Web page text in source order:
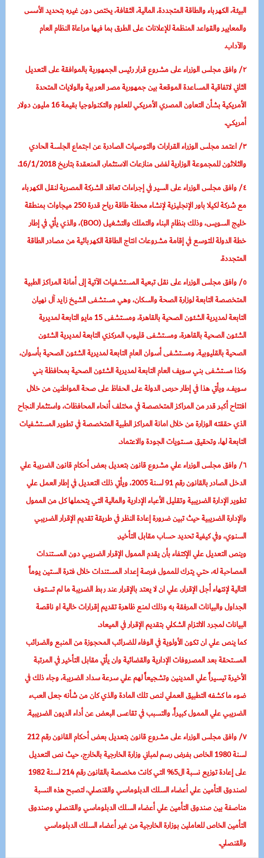
البيئة، الكهرباء والطاقة المتجددة، المالية، الثقافة، يختص دون غيره بتحديد الأسس
والمعايير والقواعد المنظمة للإعلانات على الطرق بما فيها مراعاة النظام العام
والآداب.
٢/ وافق مجلس الوزراء على مشروع قرار رئيس الجمهورية بالموافقة على التعديل
الثاني لاتفاقية المساعدة الموقعة بين جمهورية مصر العربية والولايات المتحدة
الأمريكية بشأن التعاون المصري الأمريكي للعلوم والتكنولوجيا بقيمة 16 مليون دولار
أمريكي.
٣/ اعتمد مجلس الوزراء القرارات والتوصيات الصادرة عن اجتماع الجلسة الحادي
والثلاثون للمجموعة الوزارية لفض منازعات الاستثمار، المنعقدة بتاريخ 16/1/2018.
٤/ وافق مجلس الوزراء على السير في إجراءات تعاقد الشركة المصرية لنقل الكهرباء
مع شركة لكيلا باور الإنجليزية لإنشاء محطة طاقة رياح قدرة 250 ميجاوات بمنطقة
خليج السويس، وذلك بنظام البناء والتملك والتشغيل (BOO)، والذي يأتي في إطار
خطة الدولة للتوسع في إقامة مشروعات انتاج الطاقة الكهربائية من مصادر الطاقة
المتجددة.
٥/ وافق مجلس الوزراء على نقل تبعية المستشفيات الآتية إلى أمانة المراكز الطبية
المتخصصة التابعة لوزارة الصحة والسكان، وهي مستشفى الشيخ زايد آل نهيان
التابعة لمديرية الشئون الصحية بالقاهرة، ومستشفى 15 مايو التابعة لمديرية
الشئون الصحية بالقاهرة، ومستشفى قليوب المركزي التابعة لمديرية الشئون
الصحية بالقليوبية، ومستشفى أسوان العام التابعة لمديرية الشئون الصحية بأسوان،
وكذا مستشفى بني سويف العام التابعة لمديرية الشئون الصحية بمحافظة بني
سويف. ويأتي هذا في إطار حرص الدولة على الحفاظ على صحة المواطنين من خلال
افتتاح أكبر قدر من المراكز المتخصصة في مختلف أنحاء المحافظات، واستثمار النجاح
الذي حققته الوزارة من خلال امانة المراكز الطبية المتخصصة في تطوير المستشفيات
التابعة لها، وتحقيق مستويات الجودة والاعتماد.
٦/ وافق مجلس الوزراء علي مشروع قانون بتعديل بعض أحكام قانون الضريبة علي
الدخل الصادر بالقانون رقم 91 لسنة 2005، ويأتي ذلك التعديل في إطار العمل علي
تطوير الإدارة الضريبية وتقليل الأعباء الإدارية والمالية التي يتحملها كل من الممول
والإدارة الضريبية حيث تبين ضرورة إعادة النظر في طريقة تقديم الإقرار الضريبي
السنوي، وفي كيفية تحديد حساب مقابل التأخير.
وينص التعديل علي الإكتفاء بأن يقدم الممول الإقرار الضريبي دون المستندات
المصاحبة له، حتي يترك للممول فرصة إعداد المستندات خلال فترة الستين يوماً
التالية لإنتهاء أجل الإقرار، علي ان لا يعتد بالإقرار عند ربط الضريبة ما لم تستوف
الجداول والبيانات المرفقة به وذلك لمنع ظاهرة تقديم إقرارات خالية او ناقصة
البيانات لمجرد الالتزام الشكلي بتقديم الإقرار في الميعاد.
كما ينص علي ان تكون الأولوية في الوفاء للضرائب المحجوزة من المنبع والضرائب
المستحقة بعد المصروفات الإدارية والقضائية وان يأتي مقابل التأخير في المرتبة
الأخيرة تيسيراً علي المدينين وتشجيعاً لهم علي سرعة سداد الضريبة، وجاء ذلك في
ضوء ما كشفه التطبيق العملي لنص تلك المادة والذي كان من شأنه جعل العبء
الضريبي علي الممول كبيراً، والتسبب في تقاعس البعض عن أداء الديون الضريبية.
٧/ وافق مجلس الوزراء على مشروع قانون بتعديل بعض أحكام القانون رقم 212
لسنة 1980 الخاص بفرض رسم لمباني وزارة الخارجية بالخارج، حيث نص التعديل
على إعادة توزيع نسبة ال5% التي كانت مخصصة بالقانون رقم 214 لسنة 1982
لصندوق التأمين علي أعضاء السلك الدبلوماسي والقنصلي، لتصبح هذه النسبة
مناصفة بين صندوق التأمين علي أعضاء السلك الدبلوماسي والقنصلي وصندوق
التأمين الخاص للعاملين بوزارة الخارجية من غير أعضاء السلك الدبلوماسي
والقنصلي.